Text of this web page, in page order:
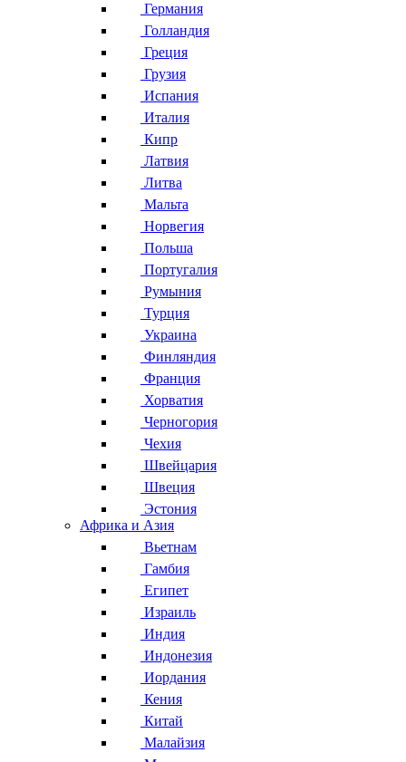
Германия
Голландия
Греция
Грузия
Испания
Италия
Кипр
Латвия
Литва
Мальта
Норвегия
Польша
Португалия
Румыния
Турция
Украина
Финляндия
Франция
Хорватия
Черногория
Чехия
Швейцария
Швеция
Эстония
Африка и Азия
Вьетнам
Гамбия
Египет
Израиль
Индия
Индонезия
Иордания
Кения
Китай
Малайзия